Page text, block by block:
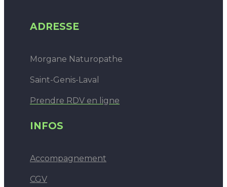
ADRESSE
Morgane Naturopathe
Saint-Genis-Laval
Prendre RDV en ligne
INFOS
Accompagnement
CGV